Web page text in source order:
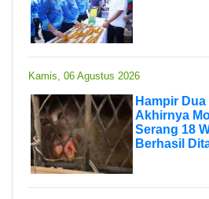
Kamis, 06 Agustus 2026
Hampir
Akhirnya
Serang 18
Berhasil